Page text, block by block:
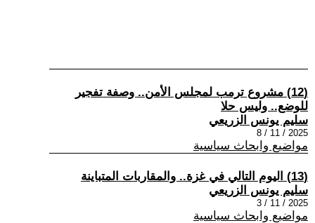
(12) مشروع ترمب لمجلس الأمن.. وصفة تفجير
للوضع.. وليس حلا
سليم يونس الزريعي
2025 / 11 / 8
مواضيع وابحاث سياسية
(13) اليوم التالي في غزة.. والمقاربات المتباينة
سليم يونس الزريعي
2025 / 11 / 3
مواضيع وابحاث سياسية